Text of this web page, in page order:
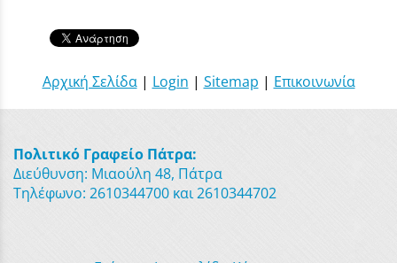
Αρχική Σελίδα| Login | Sitemap | Επικοινωνία
Πολιτικό Γραφείο Πάτρα:
Διεύθυνση: Μιαούλη 48, Πάτρα
Τηλέφωνο: 2610344700 και 2610344702